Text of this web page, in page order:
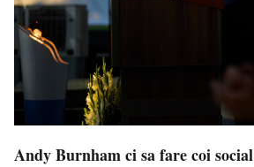
Andy Burnham ci sa fare coi social